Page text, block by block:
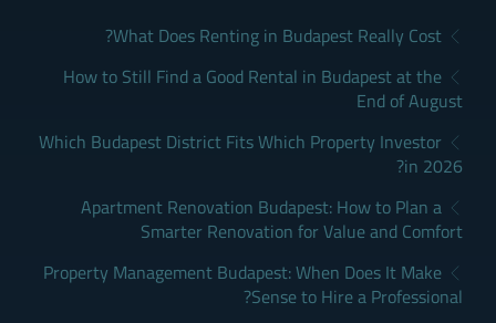
What Does Renting in Budapest Really Cost?
How to Still Find a Good Rental in Budapest at the
End of August
Which Budapest District Fits Which Property Investor
in 2026?
Apartment Renovation Budapest: How to Plan a
Smarter Renovation for Value and Comfort
Property Management Budapest: When Does It Make
Sense to Hire a Professional?